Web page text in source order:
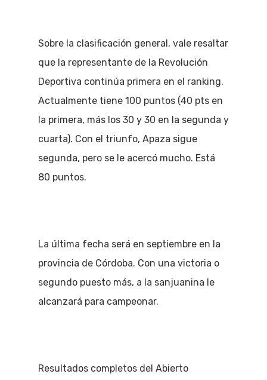
Sobre la clasificación general, vale resaltar
que la representante de la Revolución
Deportiva continúa primera en el ranking.
Actualmente tiene 100 puntos (40 pts en
la primera, más los 30 y 30 en la segunda y
cuarta). Con el triunfo, Apaza sigue
segunda, pero se le acercó mucho. Está
80 puntos.
La última fecha será en septiembre en la
provincia de Córdoba. Con una victoria o
segundo puesto más, a la sanjuanina le
alcanzará para campeonar.
Resultados completos del Abierto